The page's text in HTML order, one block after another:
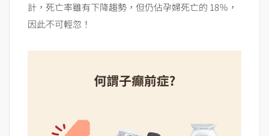
計，死亡率雖有下降趨勢，但仍佔孕婦死亡的 18％，
因此不可輕忽！